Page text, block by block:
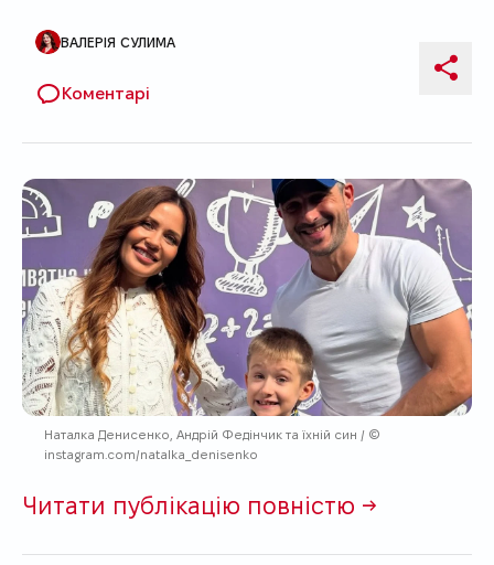
Автор публікації
ВАЛЕРІЯ СУЛИМА
Коментарі
Наталка Денисенко, Андрій Федінчик та їхній син / ©
instagram.com/natalka_denisenko
Читати публікацію повністю →